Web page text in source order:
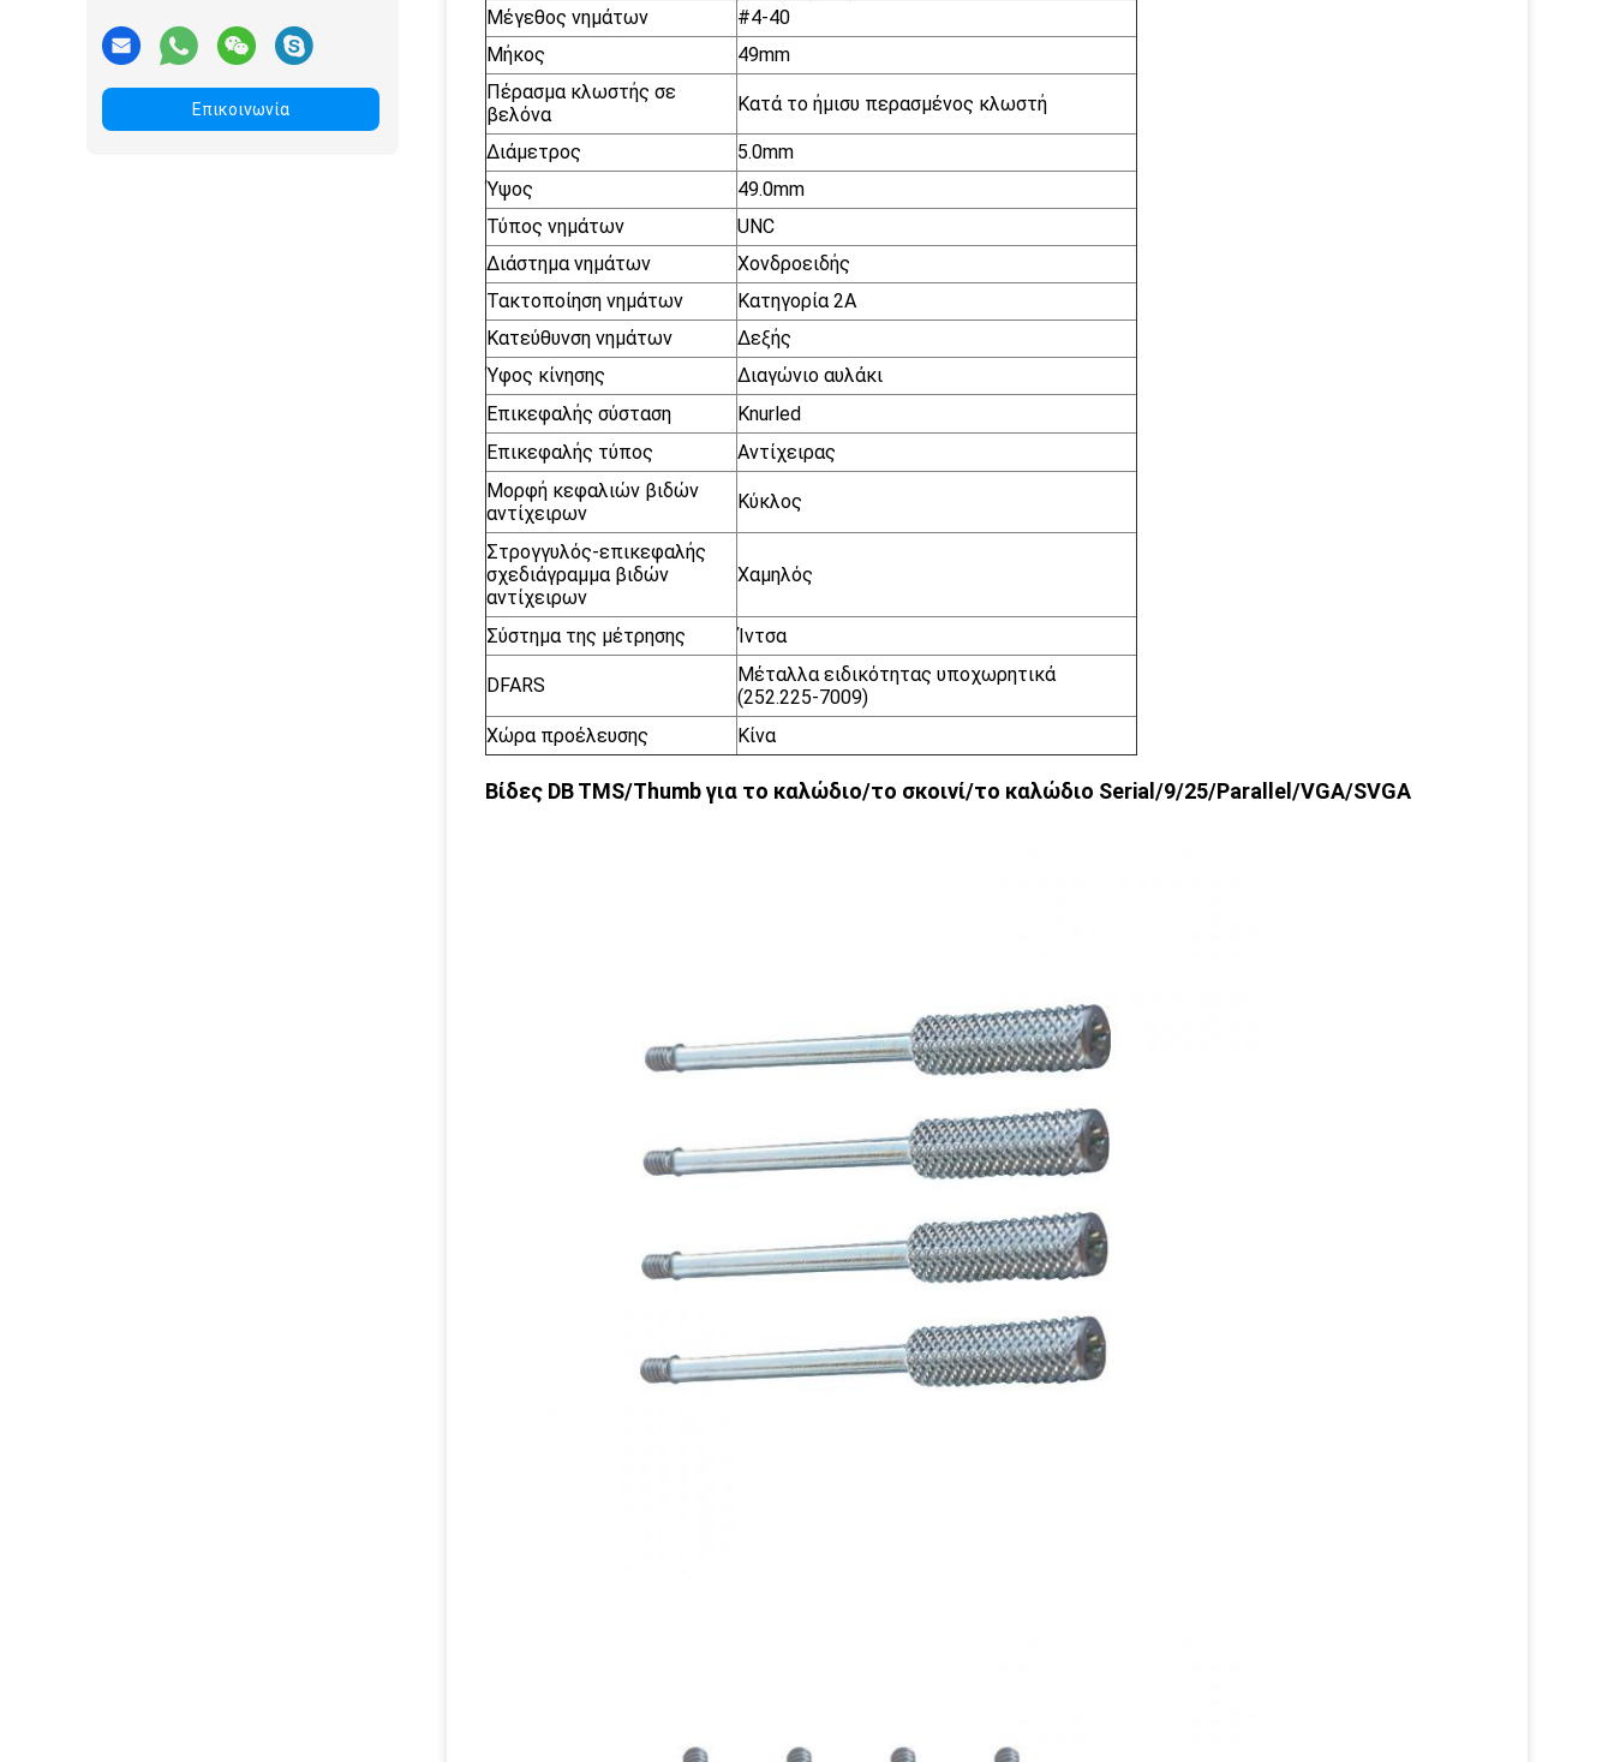
Επικοινωνία
Μέγεθος νημάτων
#4-40
Μήκος
49mm
Πέρασμα κλωστής σε
βελόνα
Κατά το ήμισυ περασμένος κλωστή
Διάμετρος
5.0mm
Ύψος
49.0mm
Τύπος νημάτων
UNC
Διάστημα νημάτων
Χονδροειδής
Τακτοποίηση νημάτων
Κατηγορία 2A
Κατεύθυνση νημάτων
Δεξής
Ύφος κίνησης
Διαγώνιο αυλάκι
Επικεφαλής σύσταση
Knurled
Επικεφαλής τύπος
Αντίχειρας
Μορφή κεφαλιών βιδών
αντίχειρων
Κύκλος
Στρογγυλός-επικεφαλής
σχεδιάγραμμα βιδών
αντίχειρων
Χαμηλός
Σύστημα της μέτρησης Ίντσα
DFARS
Μέταλλα ειδικότητας υποχωρητικά
(252.225-7009)
Χώρα προέλευσης
Κίνα
Βίδες DB TMS/Thumb για το καλώδιο/το σκοινί/το καλώδιο Serial/9/25/Parallel/VGA/SVGA